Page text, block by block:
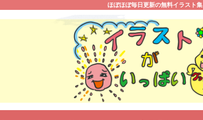
ほぼほぼ毎日更新の無料イラスト集